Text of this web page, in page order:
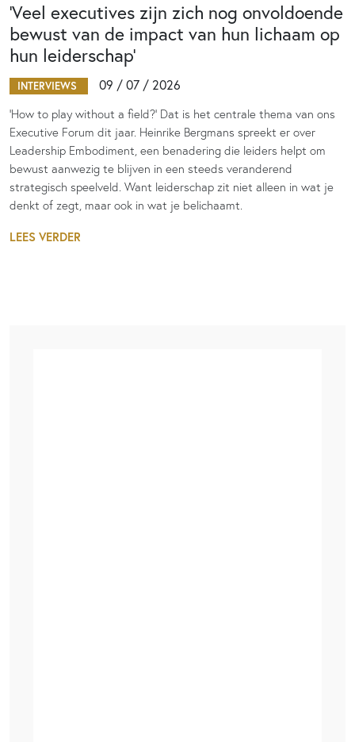
‘Veel executives zijn zich nog onvoldoende
bewust van de impact van hun lichaam op
hun leiderschap’
INTERVIEWS 09 / 07 / 2026
‘How to play without a field?’ Dat is het centrale thema van ons
Executive Forum dit jaar. Heinrike Bergmans spreekt er over
Leadership Embodiment, een benadering die leiders helpt om
bewust aanwezig te blijven in een steeds veranderend
strategisch speelveld. Want leiderschap zit niet alleen in wat je
denkt of zegt, maar ook in wat je belichaamt.
LEES VERDER